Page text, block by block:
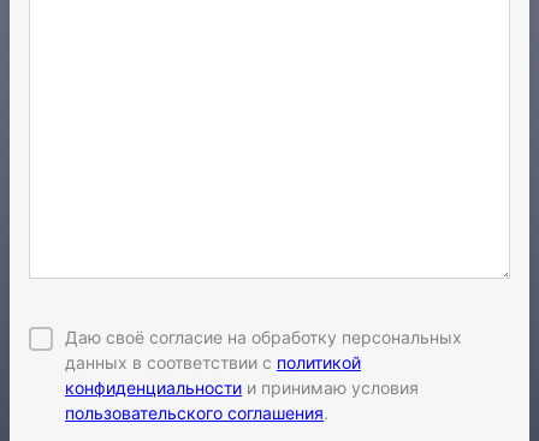
Даю своё согласие на обработку персональных
данных в соответствии с политикой
конфиденциальности и принимаю условия
пользовательского соглашения.